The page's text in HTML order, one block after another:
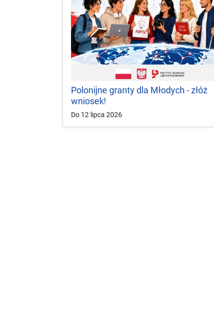
Polonijne granty dla Młodych - złóż
wniosek!
Do 12 lipca 2026